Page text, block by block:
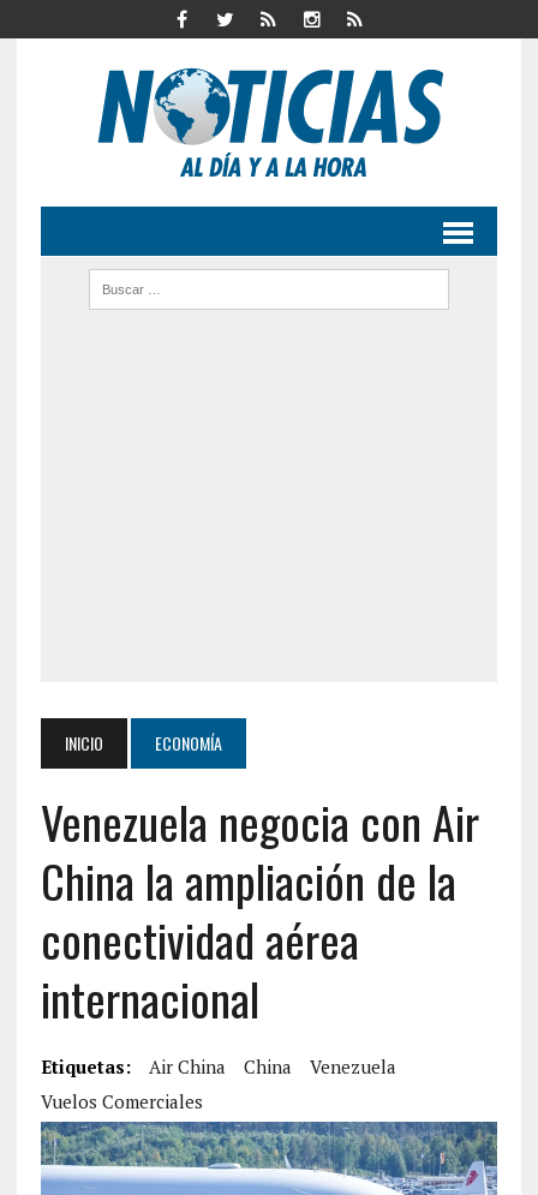
INICIO ECONOMÍA
Venezuela negocia con Air
China la ampliación de la
conectividad aérea
internacional
Etiquetas: Air China China
Venezuela
Vuelos Comerciales